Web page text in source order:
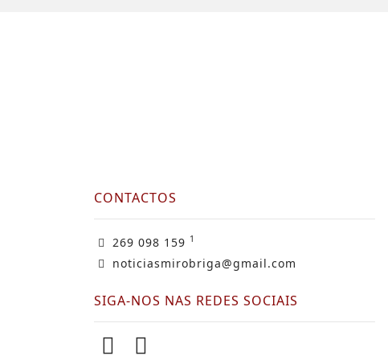
CONTACTOS
269 098 159 1
noticiasmirobriga@gmail.com
SIGA-NOS NAS REDES SOCIAIS